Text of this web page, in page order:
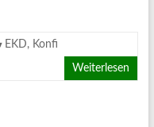
EKD, Konfi
Weiterlesen